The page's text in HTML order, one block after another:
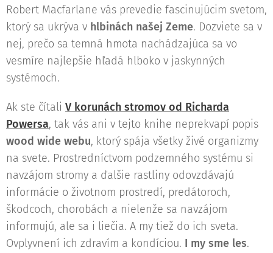
Robert Macfarlane vás prevedie fascinujúcim svetom,
ktorý sa ukrýva v hlbinách našej Zeme. Dozviete sa v
nej, prečo sa temná hmota nachádzajúca sa vo
vesmíre najlepšie hľadá hlboko v jaskynných
systémoch.
Ak ste čítali V korunách stromov od Richarda
Powersa, tak vás ani v tejto knihe neprekvapí popis
wood wide webu, ktorý spája všetky živé organizmy
na svete. Prostredníctvom podzemného systému si
navzájom stromy a ďalšie rastliny odovzdávajú
informácie o životnom prostredí, predátoroch,
škodcoch, chorobách a nielenže sa navzájom
informujú, ale sa i liečia. A my tiež do ich sveta.
Ovplyvnení ich zdravím a kondíciou. I my sme les.